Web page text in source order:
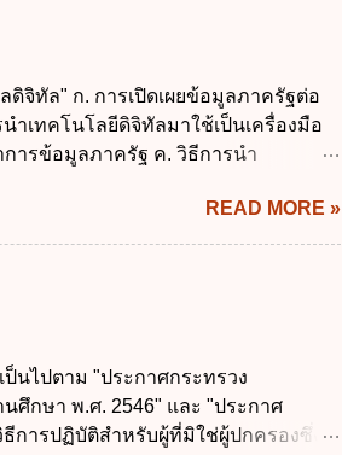
รปกครองส่วนท้องถิ่น ค. มีเหตุจำเป็น
งที่คณะรัฐมนตรีเห็นชอบแล้วไปใช้
อใด ก. การจัดเก็บหรือหารายได้ ข.
งบประมาณ ง. การก่...
จิทัล" ก. การเปิดเผยข้อมูลภาครัฐต่อ
ำเทคโนโลยีดิจิทัลมาใช้เป็นเครื่องมือ
ารข้อมูลภาครัฐ ค. วิธีการนำ
รัฐและการจัดทำบริการสาธารณะผ่าน
ว้น ข้อใด ก. ให้มีการใช้ระบบดิจิทัล
างพื้นฐานด้านดิจิทัลที่จำเป็นให้เป็นไป
ครือข่ายดิจิทัล ง. เพิ่มประสิทธิภาคใน
ป็นไปตามเป้าหมาย ข้อ 3 ข้อใดกล่าว
ธิ หน้าที่ และความรับผิดชอบในการ
ำหนดกรอบและทิศทางการบริหารงาน
แบบดิจิทัล ข้อ 4 กรรมการพัฒนารัฐบาล
READ MORE »
ป็นไปตาม "ประกาศกระทรวง
นศึกษา พ.ศ. 2546" และ "ประกาศ
การปฏิบัติสำหรับผู้ที่มิใช่ผู้ปกครองซึ่งมี